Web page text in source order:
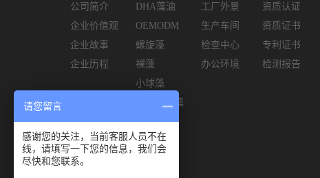
公司简介
企业价值观
企业故事
企业历程
DHA藻油
OEMODM
螺旋藻
裸藻
小球藻
雨生红球藻
藻蓝蛋白
工厂外景
生产车间
检查中心
办公环境
资质认证
资质证书
专利证书
检测报告
请您留言
感谢您的关注，当前客服人员不在
线，请填写一下您的信息，我们会
尽快和您联系。